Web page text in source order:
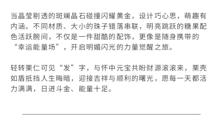
当晶莹剔透的斑斓晶石碰撞闪耀黄金，设计巧心思，萌趣有
内涵。不同材质、大小的珠子错落串联，明亮跳跃的糖果配
色活跃腕间，不仅是一件甜酷的配饰，更像是随身携带的
“幸运能量场”，开启明媚闪光的力量觉醒之旅。
轻转栗仁可见“发”字，与怀中元宝共盼财源滚滚来，栗壳
如盾抵挡人生晦暗，迎接吉祥与顺利的曙光，愿每一天都活